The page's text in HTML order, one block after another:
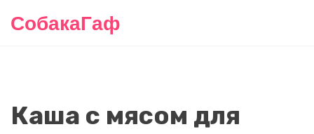
СобакаГаф
Каша с мясом для